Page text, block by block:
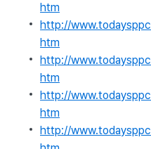
htm
http://
htm
http://
htm
http://
htm
http://